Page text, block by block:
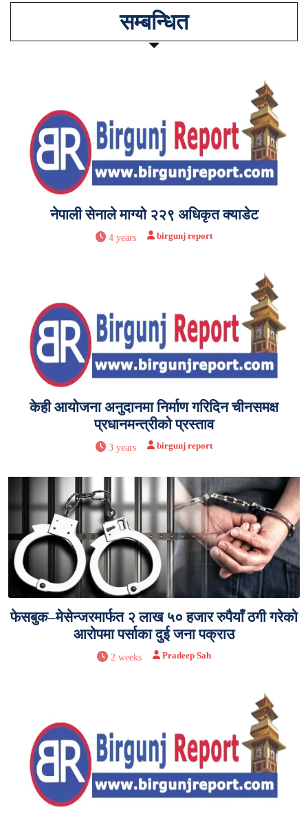
सम्बन्धित
नेपाली सेनाले माग्यो २२९ अधिकृत क्याडेट
4 years birgunj report
केही आयोजना अनुदानमा निर्माण गरिदिन चीनसमक्ष
प्रधानमन्त्रीको प्रस्ताव
3 years birgunj report
फेसबुक–मेसेन्जरमार्फत २ लाख ५० हजार रुपैयाँ ठगी गरेको
आरोपमा पर्साका दुई जना पक्राउ
2 weeks Pradeep Sah